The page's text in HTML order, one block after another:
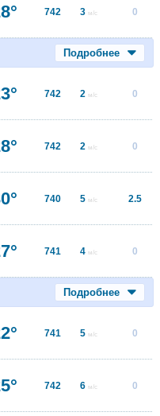
742 3 м/с 0
Подробнее
742 2 м/с 0
742 2 м/с 0
740 5 м/с 2.5
741 4 м/с 0
Подробнее
741 5 м/с 0
742 6 м/с 0